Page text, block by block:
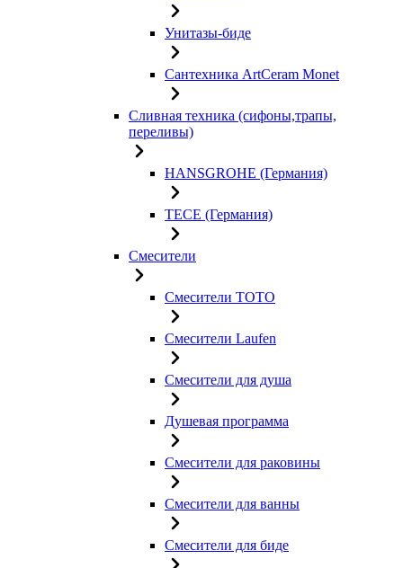
Унитазы-биде
Сантехника ArtCeram Monet
Сливная техника (сифоны,трапы,
переливы)
HANSGROHE (Германия)
TECE (Германия)
Смесители
Смесители TOTO
Смесители Laufen
Смесители для душа
Душевая программа
Смесители для раковины
Смесители для ванны
Смесители для биде